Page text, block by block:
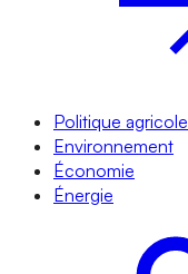
Politique agricole
Environnement
Économie
Énergie